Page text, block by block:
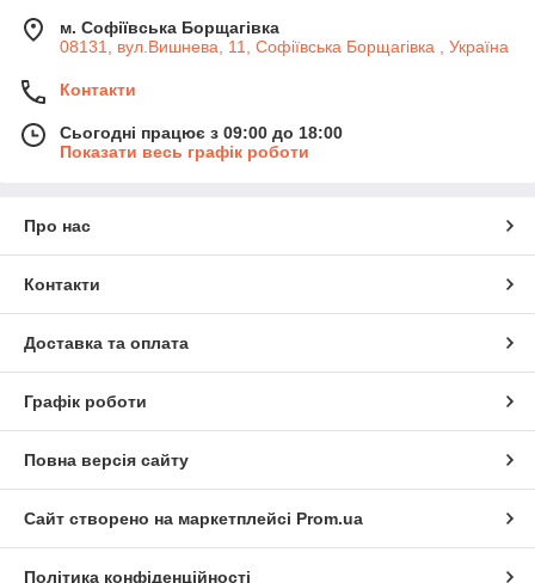
м. Софіївська Борщагівка
08131, вул.Вишнева, 11, Софіївська Борщагівка , Україна
Контакти
Сьогодні працює з 09:00 до 18:00
Показати весь графік роботи
Про нас
Контакти
Доставка та оплата
Графік роботи
Повна версія сайту
Сайт створено на маркетплейсі Prom.ua
Політика конфіденційності